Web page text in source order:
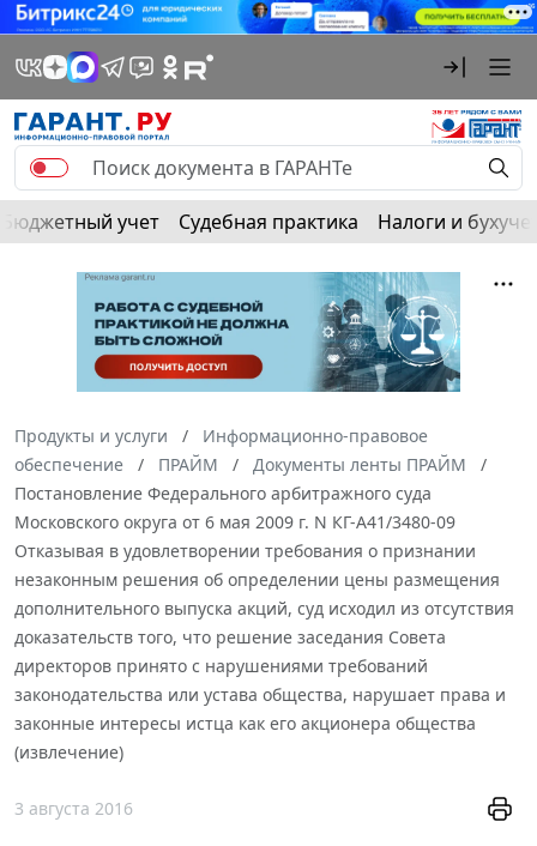
Бюджетный учет Судебная практика Налоги и
Продукты и услуги
Информационно-правовое
обеспечение
ПРАЙМ
Документы ленты ПРАЙМ
Постановление Федерального арбитражного суда
Московского округа от 6 мая 2009 г. N КГ-А41/3480-09
Отказывая в удовлетворении требования о признании
незаконным решения об определении цены размещения
дополнительного выпуска акций, суд исходил из отсутствия
доказательств того, что решение заседания Совета
директоров принято с нарушениями требований
законодательства или устава общества, нарушает права и
законные интересы истца как его акционера общества
(извлечение)
3 августа 2016